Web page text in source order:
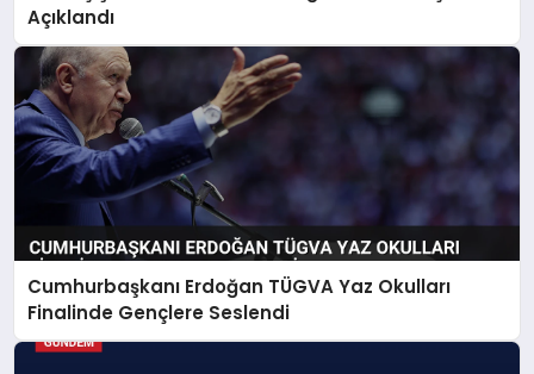
Açıklandı
Cumhurbaşkanı Erdoğan TÜGVA Yaz Okulları
Finalinde Gençlere Seslendi